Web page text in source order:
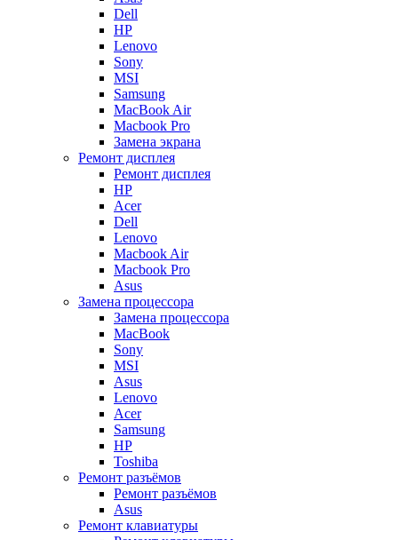
Dell
HP
Lenovo
Sony
MSI
Samsung
MacBook Air
Macbook Pro
Замена экрана
Ремонт дисплея
Ремонт дисплея
HP
Acer
Dell
Lenovo
Macbook Air
Macbook Pro
Asus
Замена процессора
Замена процессора
MacBook
Sony
MSI
Asus
Lenovo
Acer
Samsung
HP
Toshiba
Ремонт разъёмов
Ремонт разъёмов
Asus
Ремонт клавиатуры